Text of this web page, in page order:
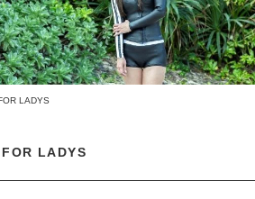
LADYS
LADYS